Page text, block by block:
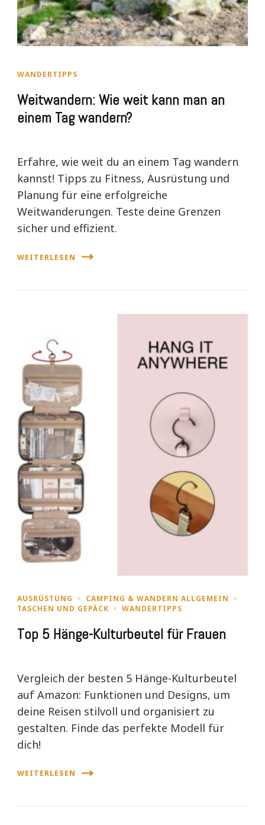
WANDERTIPPS
Weitwandern: Wie weit kann man an
einem Tag wandern?
Erfahre, wie weit du an einem Tag wandern
kannst! Tipps zu Fitness, Ausrüstung und
Planung für eine erfolgreiche
Weitwanderungen. Teste deine Grenzen
sicher und effizient.
WEITERLESEN
AUSRÜSTUNG
CAMPING & WANDERN ALLGEMEIN
TASCHEN UND GEPÄCK
WANDERTIPPS
Top 5 Hänge-Kulturbeutel für Frauen
Vergleich der besten 5 Hänge-Kulturbeutel
auf Amazon: Funktionen und Designs, um
deine Reisen stilvoll und organisiert zu
gestalten. Finde das perfekte Modell für
dich!
WEITERLESEN